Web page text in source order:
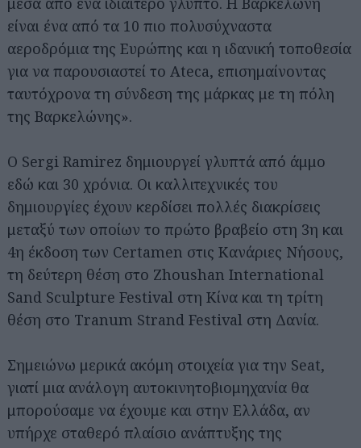
είναι ένα από τα 10 πιο πολυσύχναστα
αεροδρόμια της Ευρώπης και η ιδανική τοποθεσία
για να παρουσιαστεί το Ateca, επισημαίνοντας
ταυτόχρονα τη σύνδεση της μάρκας με τη πόλη
της Βαρκελώνης».
Ο Sergi Ramirez δημιουργεί γλυπτά από άμμο
εδώ και 30 χρόνια. Οι καλλιτεχνικές του
δημιουργίες έχουν κερδίσει πολλές διακρίσεις
μεταξύ των οποίων το πρώτο βραβείο στη 3η και
4η έκδοση των Certamen στις Κανάριες Νήσους,
τη δεύτερη θέση στο Zhoushan International
Sand Sculpture Festival στη Κίνα και τη τρίτη
θέση στο Τranum Strand Festival στη Δανία.
Σημειώνω μερικά ακόμη στοιχεία για την Seat,
γιατί μια ανάλογη αυτοκινητοβιομηχανία θα
μπορούσαμε να έχουμε και στην Ελλάδα, αν
υπήρχε σταθερό πλαίσιο ανάπτυξης της